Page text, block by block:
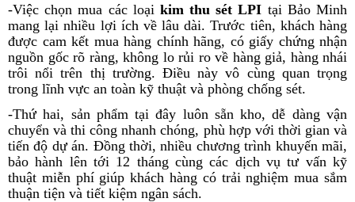
-Việc chọn mua các loại kim thu sét LPI tại Bảo Minh
mang lại nhiều lợi ích về lâu dài. Trước tiên, khách hàng
được cam kết mua hàng chính hãng, có giấy chứng nhận
nguồn gốc rõ ràng, không lo rủi ro về hàng giả, hàng nhái
trôi nổi trên thị trường. Điều này vô cùng quan trọng
trong lĩnh vực an toàn kỹ thuật và phòng chống sét.
-Thứ hai, sản phẩm tại đây luôn sẵn kho, dễ dàng vận
chuyển và thi công nhanh chóng, phù hợp với thời gian và
tiến độ dự án. Đồng thời, nhiều chương trình khuyến mãi,
bảo hành lên tới 12 tháng cùng các dịch vụ tư vấn kỹ
thuật miễn phí giúp khách hàng có trải nghiệm mua sắm
thuận tiện và tiết kiệm ngân sách.